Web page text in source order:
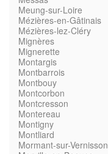
Meung-sur-Loire
Mézières-en-Gâtinais
Mézières-lez-Cléry
Mignères
Mignerette
Montargis
Montbarrois
Montbouy
Montcorbon
Montcresson
Montereau
Montigny
Montliard
Mormant-sur-Vernisson